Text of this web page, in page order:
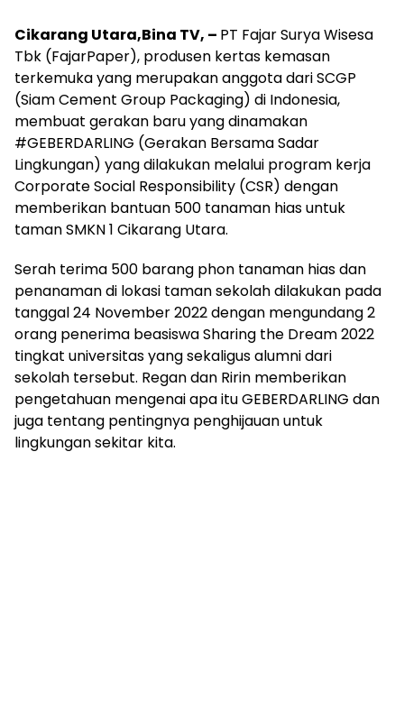
Cikarang Utara,Bina TV, – PT Fajar Surya Wisesa
Tbk (FajarPaper), produsen kertas kemasan
terkemuka yang merupakan anggota dari SCGP
(Siam Cement Group Packaging) di Indonesia,
membuat gerakan baru yang dinamakan
#GEBERDARLING (Gerakan Bersama Sadar
Lingkungan) yang dilakukan melalui program kerja
Corporate Social Responsibility (CSR) dengan
memberikan bantuan 500 tanaman hias untuk
taman SMKN 1 Cikarang Utara.
Serah terima 500 barang phon tanaman hias dan
penanaman di lokasi taman sekolah dilakukan pada
tanggal 24 November 2022 dengan mengundang 2
orang penerima beasiswa Sharing the Dream 2022
tingkat universitas yang sekaligus alumni dari
sekolah tersebut. Regan dan Ririn memberikan
pengetahuan mengenai apa itu GEBERDARLING dan
juga tentang pentingnya penghijauan untuk
lingkungan sekitar kita.